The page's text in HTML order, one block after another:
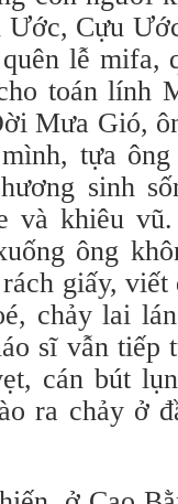
Ước, Cựu
lễ mifa,
toán lính
Mưa Gió,
tựa
sinh
và khiêu
ông
giấy, viết
chảy lai
sĩ vẫn tiếp
cán bút
ra chảy ở